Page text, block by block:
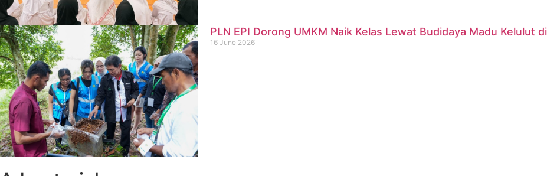
PLN EPI Dorong UMKM Naik Kelas Lewat Budidaya Madu Kelulut
16 June 2026